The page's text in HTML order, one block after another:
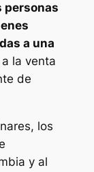
personas
a una
la venta
de
los
y al